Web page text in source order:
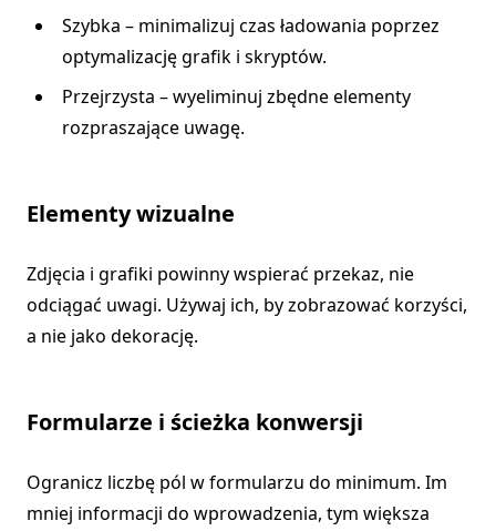
Szybka – minimalizuj czas ładowania poprzez
optymalizację grafik i skryptów.
Przejrzysta – wyeliminuj zbędne elementy
rozpraszające uwagę.
Elementy wizualne
Zdjęcia i grafiki powinny wspierać przekaz, nie
odciągać uwagi. Używaj ich, by zobrazować korzyści,
a nie jako dekorację.
Formularze i ścieżka konwersji
Ogranicz liczbę pól w formularzu do minimum. Im
mniej informacji do wprowadzenia, tym większa